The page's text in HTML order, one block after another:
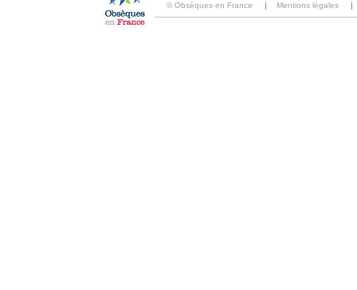
© Obsèques en France | Mentions légales |